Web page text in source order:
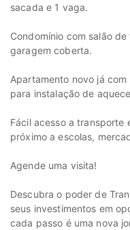
sacada e 1 vaga.
Condomínio com salão
garagem coberta.
Apartamento novo já
para instalação de
Fácil acesso a transporte
próximo a escolas,
Agende uma visita!
Descubra o poder de
seus investimentos em
cada passo é uma nova